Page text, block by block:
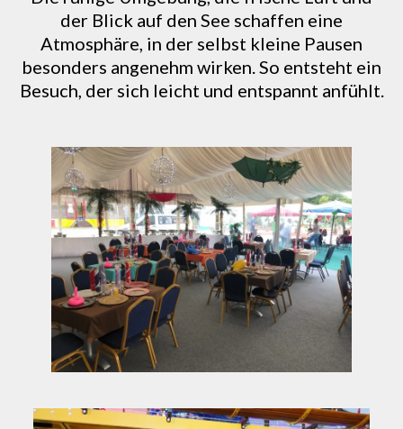
der Blick auf den See schaffen eine
Atmosphäre, in der selbst kleine Pausen
besonders angenehm wirken. So entsteht ein
Besuch, der sich leicht und entspannt anfühlt.